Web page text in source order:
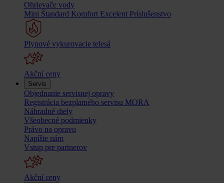
Ohrievače vody
Mini Štandard Komfort Excelent Príslušenstvo
Plynové vykurovacie telesá
Akční ceny
Servis
Objednanie servisnej opravy
Registrácia bezplatného servisu MORA
Náhradné diely
Všeobecné podmienky
Právo na opravu
Napíšte nám
Vstup pre partnerov
Akční ceny